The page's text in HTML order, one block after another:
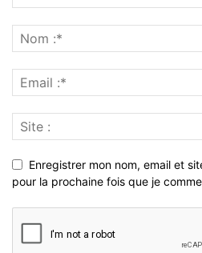
Enregistrer mon nom, email et
pour la prochaine fois que je